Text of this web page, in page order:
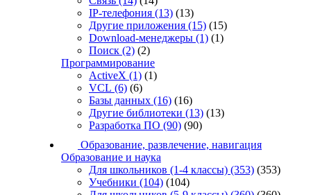
IP-телефония (13) (13)
Другие приложения (15) (15)
Download-менеджеры (1) (1)
Поиск (2) (2)
Программирование
ActiveX (1) (1)
VCL (6) (6)
Базы данных (16) (16)
Другие библиотеки (13) (13)
Разработка ПО (90) (90)
Образование, развлечение, навигация
Образование и наука
Для школьников (1-4 классы) (353) (353)
Учебники (104) (104)